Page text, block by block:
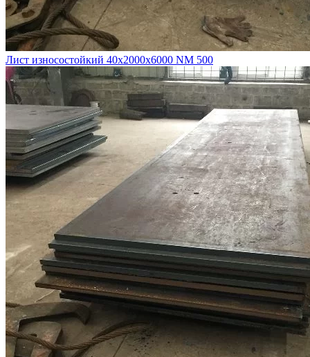
Лист износостойкий 40х2000х6000 NM 500